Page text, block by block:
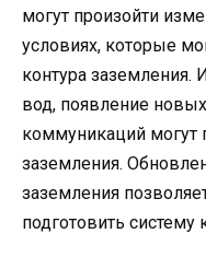
могут произойти
условиях, которые
контура заземления.
вод, появление
коммуникаций могут
заземления.
заземления
подготовить систему